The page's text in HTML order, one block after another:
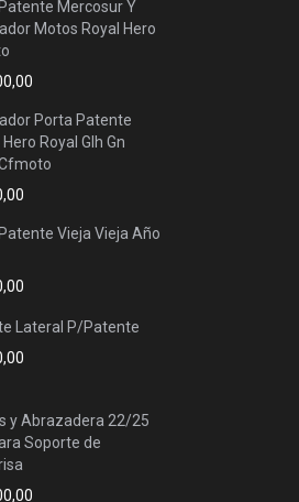
Mercosur Y
Motos Royal Hero
Porta Patente
Royal Glh Gn
Vieja Vieja Año
Lateral P/Patente
y Abrazadera 22/25
Soporte de